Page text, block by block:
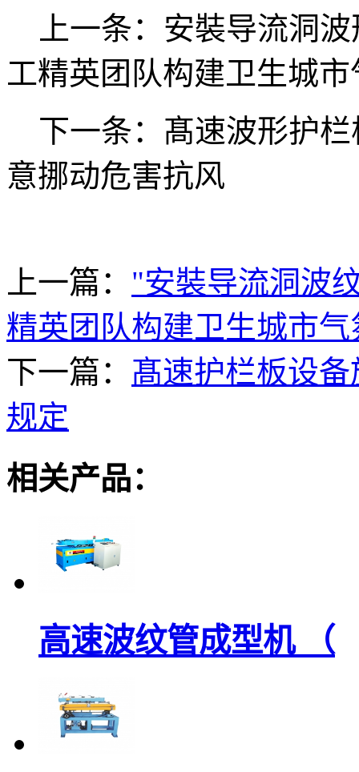
上一条：安裝导流洞波
工精英团队构建卫生城市
下一条：髙速波形护栏
意挪动危害抗风
上一篇： "安裝导流洞波
精英团队构建卫生城市气
下一篇： 髙速护栏板设
规定
相关产品：
高速波纹管成型机 （